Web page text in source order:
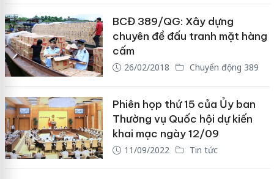
BCĐ 389/QG: Xây dựng
chuyên đề đấu tranh mặt hàng
cấm
26/02/2018 Chuyển động 389
Phiên họp thứ 15 của Ủy ban
Thường vụ Quốc hội dự kiến
khai mạc ngày 12/09
11/09/2022 Tin tức